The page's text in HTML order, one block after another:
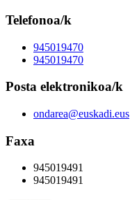
Telefonoa/k
945019470
945019470
Posta elektronikoa/k
ondarea@euskadi.eus
Faxa
945019491
945019491